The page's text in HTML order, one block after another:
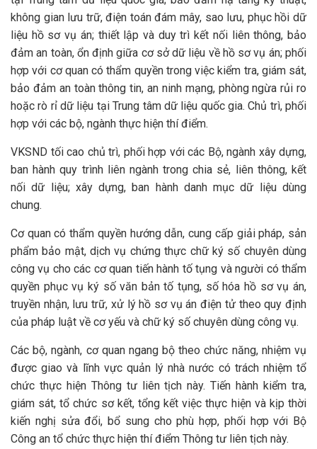
không gian lưu trữ, điện toán đám mây, sao lưu, phục hồi dữ
liệu hồ sơ vụ án; thiết lập và duy trì kết nối liên thông, bảo
đảm an toàn, ổn định giữa cơ sở dữ liệu về hồ sơ vụ án; phối
hợp với cơ quan có thẩm quyền trong việc kiểm tra, giám sát,
bảo đảm an toàn thông tin, an ninh mạng, phòng ngừa rủi ro
hoặc rò rỉ dữ liệu tại Trung tâm dữ liệu quốc gia. Chủ trì, phối
hợp với các bộ, ngành thực hiện thí điểm.
VKSND tối cao chủ trì, phối hợp với các Bộ, ngành xây dựng,
ban hành quy trình liên ngành trong chia sẻ, liên thông, kết
nối dữ liệu; xây dựng, ban hành danh mục dữ liệu dùng
chung.
Cơ quan có thẩm quyền hướng dẫn, cung cấp giải pháp, sản
phẩm bảo mật, dịch vụ chứng thực chữ ký số chuyên dùng
công vụ cho các cơ quan tiến hành tố tụng và người có thẩm
quyền phục vụ ký số văn bản tố tụng, số hóa hồ sơ vụ án,
truyền nhận, lưu trữ, xử lý hồ sơ vụ án điện tử theo quy định
của pháp luật về cơ yếu và chữ ký số chuyên dùng công vụ.
Các bộ, ngành, cơ quan ngang bộ theo chức năng, nhiệm vụ
được giao và lĩnh vực quản lý nhà nước có trách nhiệm tổ
chức thực hiện Thông tư liên tịch này. Tiến hành kiểm tra,
giám sát, tổ chức sơ kết, tổng kết việc thực hiện và kịp thời
kiến nghị sửa đổi, bổ sung cho phù hợp, phối hợp với Bộ
Công an tổ chức thực hiện thí điểm Thông tư liên tịch này.